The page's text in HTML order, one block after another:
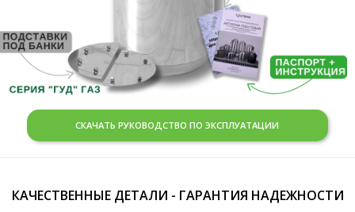
СКАЧАТЬ РУКОВОДСТВО ПО ЭКСПЛУАТАЦИИ
КАЧЕСТВЕННЫЕ ДЕТАЛИ - ГАРАНТИЯ НАДЕЖНОСТИ